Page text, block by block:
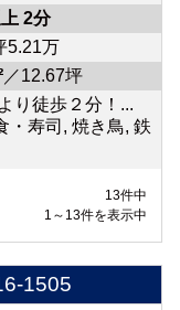
2分
5.21万
／12.67坪
り徒歩２分！...
・寿司, 焼き鳥, 鉄
13件中
1～13件を表示中
1505